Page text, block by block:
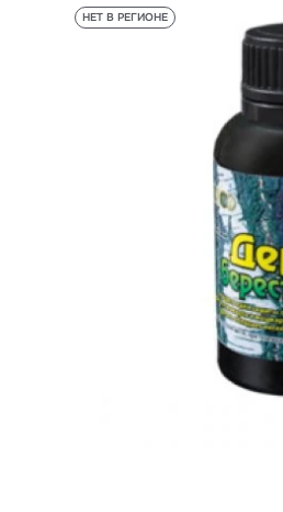
НЕТ В РЕГИОНЕ